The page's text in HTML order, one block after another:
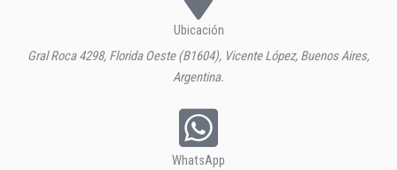
Ubicación
Gral Roca 4298, Florida Oeste (B1604), Vicente López, Buenos Aires,
Argentina.
WhatsApp